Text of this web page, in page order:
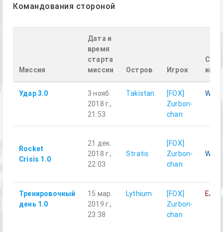
Командования стороной
Миссия
Дата и
время
старта
миссии
Остров Игрок
Удар 3.0
3 нояб.
2018 г.,
21:53
Takistan
[FOX]
Zurbon-
chan
Rocket
Crisis 1.0
21 дек.
2018 г.,
22:03
Stratis
[FOX]
Zurbon-
chan
Тренировочный
день 1.0
15 мар.
2019 г.,
23:38
Lythium
[FOX]
Zurbon-
chan
EAST